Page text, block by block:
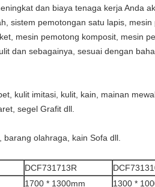
dan biaya tenaga kerja Anda
sistem pemotongan satu lapis, mesin
mesin pemotong komposit, mesin
dan sebagainya, sesuai dengan
kulit imitasi, kulit, kain, mainan
segel Grafit dll.
olahraga, kain Sofa dll.
DCF731713R
1700 * 1300mm
1300 *